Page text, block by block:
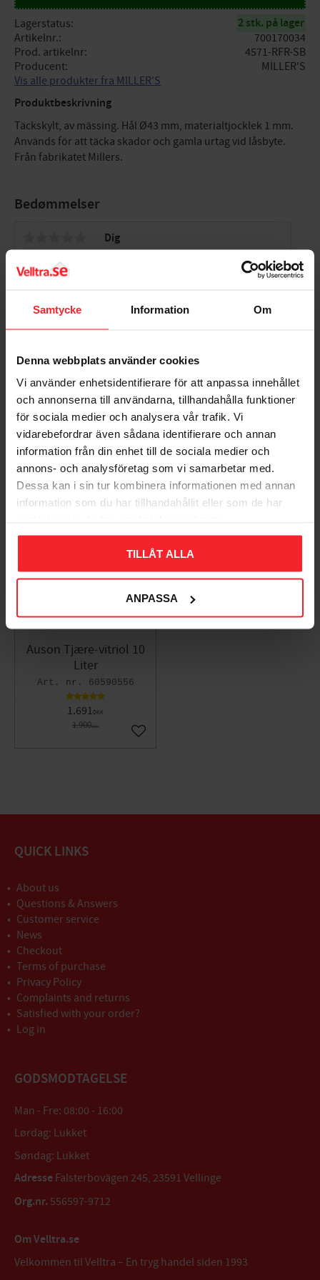
Samtycke Information Om
Denna webbplats använder cookies
Vi använder enhetsidentifierare för att anpassa innehållet
och annonserna till användarna, tillhandahålla funktioner
för sociala medier och analysera vår trafik. Vi
vidarebefordrar även sådana identifierare och annan
information från din enhet till de sociala medier och
annons- och analysföretag som vi samarbetar med.
Dessa kan i sin tur kombinera informationen med annan
information som du har tillhandahållit eller som de har
TILLÅT ALLA
ANPASSA
Lagerstatus 2 stk. på lager
Artikelnr.
700170034
Prod. artikelnr
4571-RFR-SB
Producent
MILLER'S
Vis alle produkter fra MILLER'S
Produktbeskrivning
Täckskylt, av mässing. Hål Ø43 mm, materialtjocklek 1 mm.
Används för att täcka skador och gamla urtag vid låsbyte.
Från fabrikatet Millers.
Bedømmelser
Dig
Bliv den første, der giver en bedømmelse.
Populära produkter
Auson Tjære-vitriol 10
Liter
60590556
1.691DKK
1.900DKK
11%
Gem som favorit
QUICK LINKS
About us
Questions & Answers
Customer service
News
Checkout
Terms of purchase
Privacy Policy
Complaints and returns
Satisfied with your order?
Log in
GODSMODTAGELSE
Man - Fre: 08:00 - 16:00
Lørdag: Lukket
Søndag: Lukket
Adresse Falsterbovägen 245, 23591 Vellinge
Org.nr. 556597-9712
Om Velltra.se
Velkommen til Velltra – En tryg handel siden 1993